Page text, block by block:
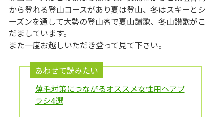
から登れる登山コースがあり夏は登山、冬はスキーとシ
ーズンを通して大勢の登山客で夏山讃歌、冬山讃歌がこ
だましています。
また一度お越しいただき登って見て下さい。
あわせて読みたい
薄毛対策につながるオススメ女性用ヘアブ
ラシ4選